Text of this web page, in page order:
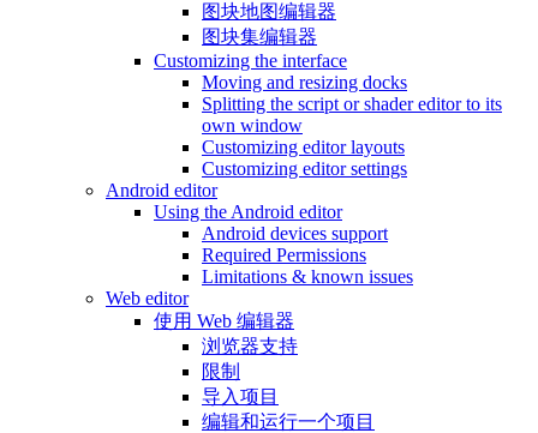
图块地图编辑器
图块集编辑器
Customizing the interface
Moving and resizing docks
Splitting the script or shader editor to its
own window
Customizing editor layouts
Customizing editor settings
Android editor
Using the Android editor
Android devices support
Required Permissions
Limitations & known issues
Web editor
使用 Web 编辑器
浏览器支持
限制
导入项目
编辑和运行一个项目